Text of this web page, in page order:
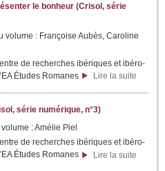
le bonheur (Crisol, série
volume : Françoise Aubès, Caroline
de recherches ibériques et ibéro-
Études Romanes
Lire la suite
série numérique, n°3)
: Amélie Piel
de recherches ibériques et ibéro-
Études Romanes
Lire la suite